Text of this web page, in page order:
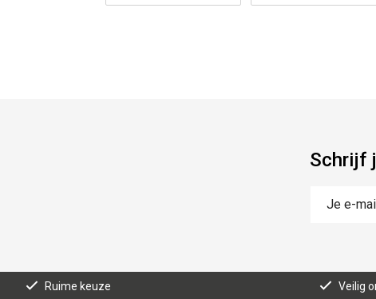
Schrijf
Ruime keuze Veilig